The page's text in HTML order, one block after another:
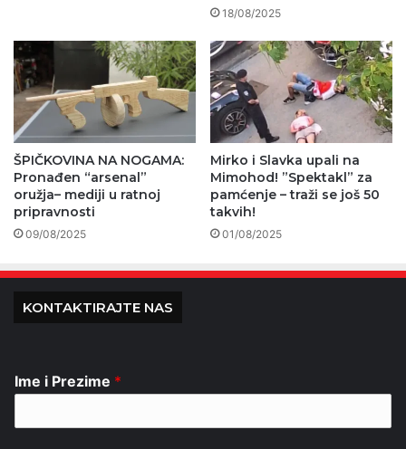
18/08/2025
ŠPIČKOVINA NA NOGAMA:
Pronađen “arsenal”
oružja– mediji u ratnoj
pripravnosti
09/08/2025
Mirko i Slavka upali na
Mimohod! ”Spektakl” za
pamćenje – traži se još 50
takvih!
01/08/2025
KONTAKTIRAJTE NAS
Ime i Prezime *